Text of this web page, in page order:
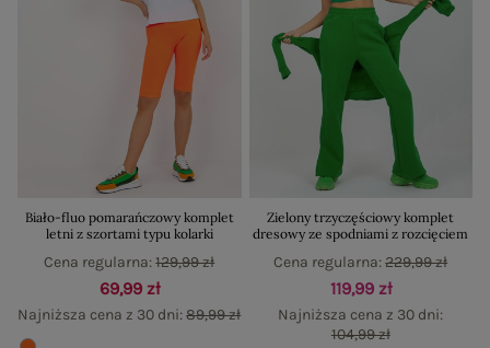
Biało-fluo pomarańczowy komplet
letni z szortami typu kolarki
69,99 zł
Najniższa cena z 30 dni:89,99 zł
Cena regularna:129,99 zł
Zielony trzyczęściowy komplet
dresowy ze spodniami z rozcięciem
119,99 zł
Najniższa cena z 30 dni:
104,99 zł
Cena regularna:229,99 zł